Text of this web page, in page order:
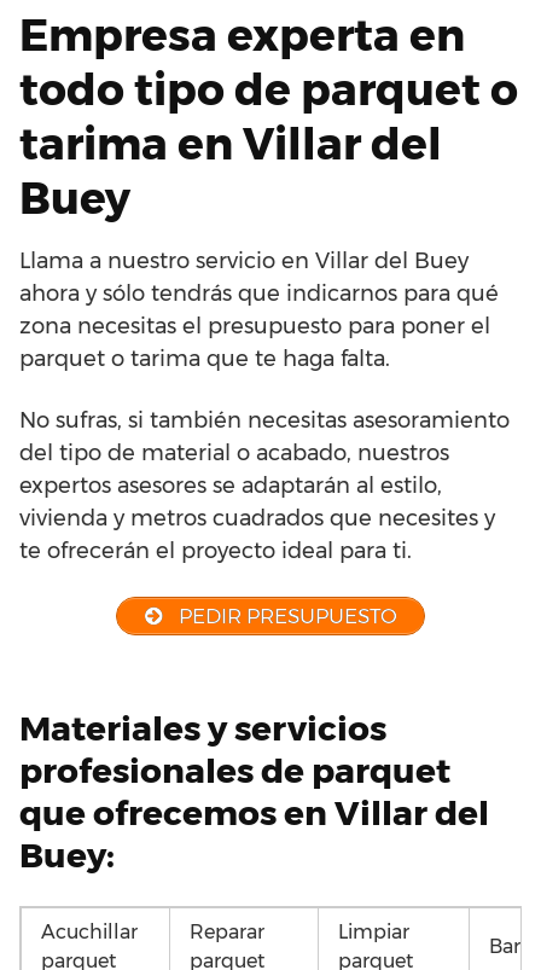
Empresa experta en
todo tipo de parquet o
tarima en Villar del
Buey
Llama a nuestro servicio en Villar del Buey
ahora y sólo tendrás que indicarnos para qué
zona necesitas el presupuesto para poner el
parquet o tarima que te haga falta.
No sufras, si también necesitas asesoramiento
del tipo de material o acabado, nuestros
expertos asesores se adaptarán al estilo,
vivienda y metros cuadrados que necesites y
te ofrecerán el proyecto ideal para ti.
PEDIR PRESUPUESTO
Materiales y servicios
profesionales de parquet
que ofrecemos en Villar del
Buey:
Acuchillar
parquet
Reparar
parquet
Limpiar
parquet